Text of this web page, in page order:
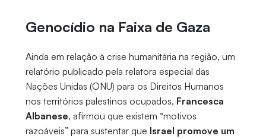
Genocídio na Faixa de Gaza
Ainda em relação à crise humanitária na região, um
relatório publicado pela relatora especial das
Nações Unidas (ONU) para os Direitos Humanos
nos territórios palestinos ocupados, Francesca
Albanese, afirmou que existem “motivos
razoáveis” para sustentar que Israel promove um